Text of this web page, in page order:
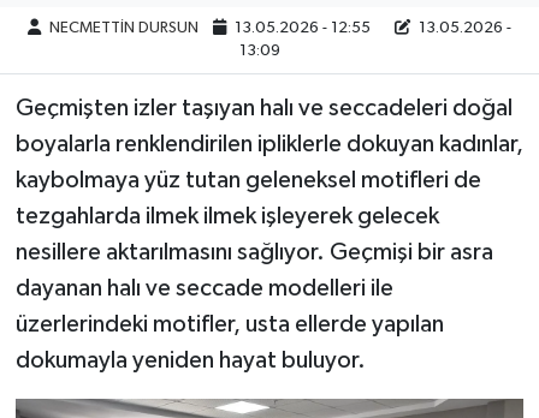
NECMETTİN DURSUN 13.05.2026 - 12:55
13.05.2026 -
13:09
Geçmişten izler taşıyan halı ve seccadeleri doğal
boyalarla renklendirilen ipliklerle dokuyan kadınlar,
kaybolmaya yüz tutan geleneksel motifleri de
tezgahlarda ilmek ilmek işleyerek gelecek
nesillere aktarılmasını sağlıyor. Geçmişi bir asra
dayanan halı ve seccade modelleri ile
üzerlerindeki motifler, usta ellerde yapılan
dokumayla yeniden hayat buluyor.